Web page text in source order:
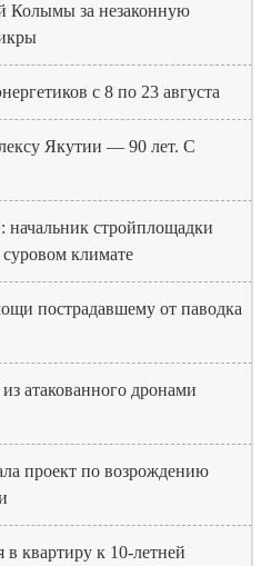
Колымы за незаконную
с 8 по 23 августа
Якутии — 90 лет. С
начальник стройплощадки
климате
пострадавшему от паводка
атакованного дронами
проект по возрождению
квартиру к 10-летней